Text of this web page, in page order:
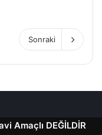
Sonraki
Amaçlı DEĞİLDİR